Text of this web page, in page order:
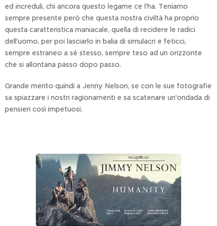
ed increduli, chi ancora questo legame ce l'ha. Teniamo
sempre presente però che questa nostra civiltà ha proprio
questa caratteristica maniacale, quella di recidere le radici
dell'uomo, per poi lasciarlo in balia di simulacri e feticci,
sempre estraneo a sè stesso, sempre teso ad un orizzonte
che si allontana passo dopo passo.
Grande merito quindi a Jenny Nelson, se con le sue fotografie
sa spiazzare i nostri ragionamenti e sa scatenare un'ondada di
pensieri così impetuosi.